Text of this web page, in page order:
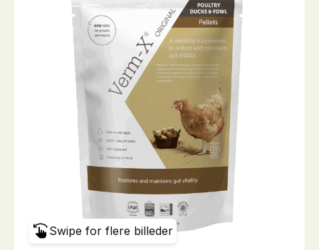
Swipe for flere billeder